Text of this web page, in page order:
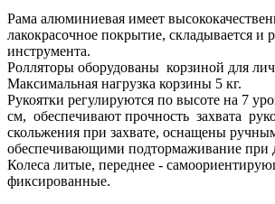
Рама алюминиевая имеет
лакокрасочное покрытие, складывается и
инструмента.
Ролляторы оборудованы корзиной для
Максимальная нагрузка корзины 5 кг.
Рукоятки регулируются по высоте на 7
см, обеспечивают прочность захвата
скольжения при захвате, оснащены
обеспечивающими подтормаживание при
Колеса литые, переднее -
фиксированные.